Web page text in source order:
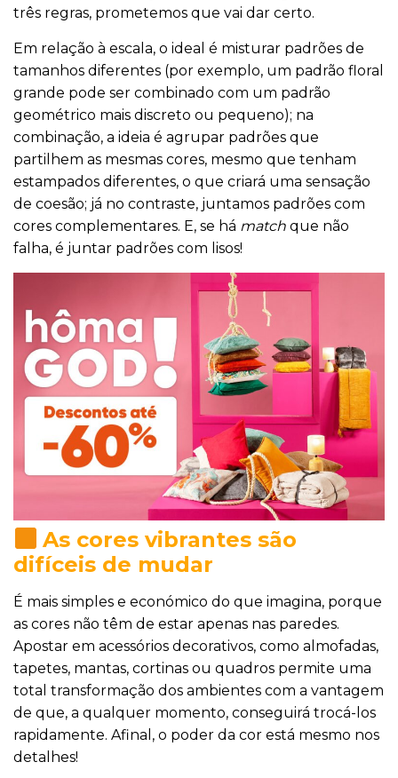
três regras, prometemos que vai dar certo.
Em relação à escala, o ideal é misturar padrões de
tamanhos diferentes (por exemplo, um padrão floral
grande pode ser combinado com um padrão
geométrico mais discreto ou pequeno); na
combinação, a ideia é agrupar padrões que
partilhem as mesmas cores, mesmo que tenham
estampados diferentes, o que criará uma sensação
de coesão; já no contraste, juntamos padrões com
cores complementares. E, se há match que não
falha, é juntar padrões com lisos!
As cores vibrantes são
difíceis de mudar
É mais simples e económico do que imagina, porque
as cores não têm de estar apenas nas paredes.
Apostar em acessórios decorativos, como almofadas,
tapetes, mantas, cortinas ou quadros permite uma
total transformação dos ambientes com a vantagem
de que, a qualquer momento, conseguirá trocá-los
rapidamente. Afinal, o poder da cor está mesmo nos
detalhes!